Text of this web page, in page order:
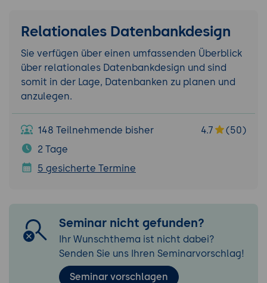
Relationales Datenbankdesign
Sie verfügen über einen umfassenden Überblick
über relationales Datenbankdesign und sind
somit in der Lage, Datenbanken zu planen und
anzulegen.
148 Teilnehmende bisher 4.7
(50)
2 Tage
5 gesicherte Termine
Seminar nicht gefunden?
Ihr Wunschthema ist nicht dabei?
Senden Sie uns Ihren Seminarvorschlag!
Seminar vorschlagen